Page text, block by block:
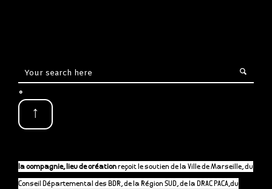
.
↑
la compagnie, lieu de créationreçoit le soutien de la Ville de Marseille, du
Conseil Départemental des BDR, de la Région SUD, de la DRAC PACA,du